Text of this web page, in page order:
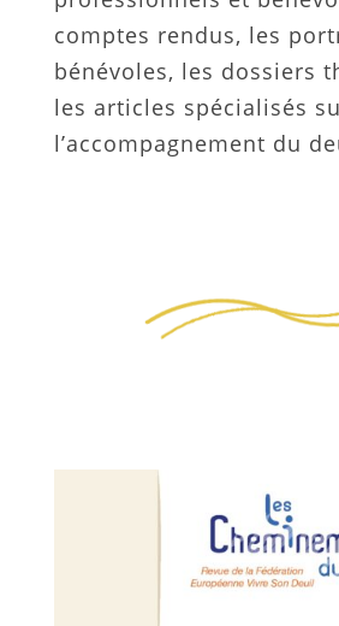
comptes rendus, les
bénévoles, les dossiers
les articles spécialisés
l’accompagnement du